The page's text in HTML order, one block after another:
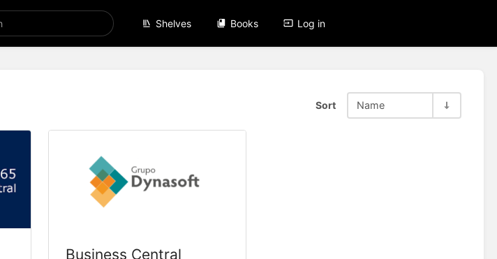
Shelves Books Log in
Sort Name
Business Central